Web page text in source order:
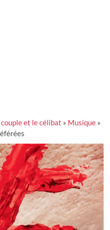
et le célibat » Musique »